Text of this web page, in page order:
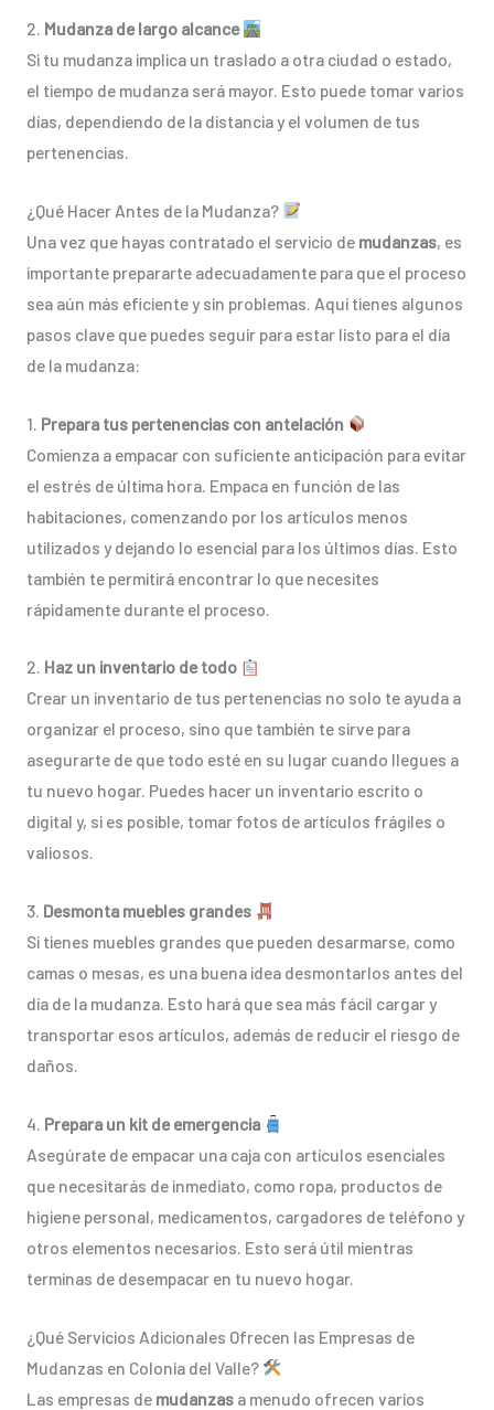
2. Mudanza de largo alcance
Si tu mudanza implica un traslado a otra ciudad o estado,
el tiempo de mudanza será mayor. Esto puede tomar varios
días, dependiendo de la distancia y el volumen de tus
pertenencias.
¿Qué Hacer Antes de la Mudanza?
Una vez que hayas contratado el servicio de mudanzas, es
importante prepararte adecuadamente para que el proceso
sea aún más eficiente y sin problemas. Aquí tienes algunos
pasos clave que puedes seguir para estar listo para el día
de la mudanza:
1. Prepara tus pertenencias con antelación
Comienza a empacar con suficiente anticipación para evitar
el estrés de última hora. Empaca en función de las
habitaciones, comenzando por los artículos menos
utilizados y dejando lo esencial para los últimos días. Esto
también te permitirá encontrar lo que necesites
rápidamente durante el proceso.
2. Haz un inventario de todo
Crear un inventario de tus pertenencias no solo te ayuda a
organizar el proceso, sino que también te sirve para
asegurarte de que todo esté en su lugar cuando llegues a
tu nuevo hogar. Puedes hacer un inventario escrito o
digital y, si es posible, tomar fotos de artículos frágiles o
valiosos.
3. Desmonta muebles grandes
Si tienes muebles grandes que pueden desarmarse, como
camas o mesas, es una buena idea desmontarlos antes del
día de la mudanza. Esto hará que sea más fácil cargar y
transportar esos artículos, además de reducir el riesgo de
daños.
4. Prepara un kit de emergencia
Asegúrate de empacar una caja con artículos esenciales
que necesitarás de inmediato, como ropa, productos de
higiene personal, medicamentos, cargadores de teléfono y
otros elementos necesarios. Esto será útil mientras
terminas de desempacar en tu nuevo hogar.
¿Qué Servicios Adicionales Ofrecen las Empresas de
Mudanzas en Colonia del Valle?
Las empresas de mudanzas a menudo ofrecen varios